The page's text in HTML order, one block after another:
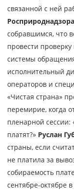
связанной с ней
собравшимся, что
провести
системы
исполнительный
операторов и
«Чистая страна»
перемирие, когда
пленарной
платят?» Руслан
страны, если
не платила за
собираемость
сентябре-октябре